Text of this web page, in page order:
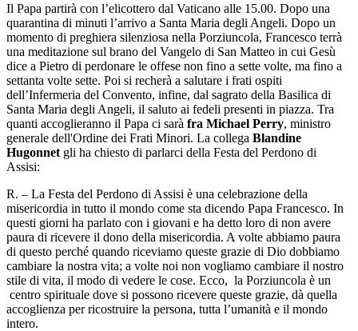
Il Papa partirà con l’elicottero dal Vaticano alle 15.00. Dopo una
quarantina di minuti l’arrivo a Santa Maria degli Angeli. Dopo un
momento di preghiera silenziosa nella Porziuncola, Francesco terrà
una meditazione sul brano del Vangelo di San Matteo in cui Gesù
dice a Pietro di perdonare le offese non fino a sette volte, ma fino a
settanta volte sette. Poi si recherà a salutare i frati ospiti
dell’Infermeria del Convento, infine, dal sagrato della Basilica di
Santa Maria degli Angeli, il saluto ai fedeli presenti in piazza. Tra
quanti accoglieranno il Papa ci sarà fra Michael Perry, ministro
generale dell'Ordine dei Frati Minori. La collega Blandine
Hugonnet gli ha chiesto di parlarci della Festa del Perdono di
Assisi:
R. – La Festa del Perdono di Assisi è una celebrazione della
misericordia in tutto il mondo come sta dicendo Papa Francesco. In
questi giorni ha parlato con i giovani e ha detto loro di non avere
paura di ricevere il dono della misericordia. A volte abbiamo paura
di questo perché quando riceviamo queste grazie di Dio dobbiamo
cambiare la nostra vita; a volte noi non vogliamo cambiare il nostro
stile di vita, il modo di vedere le cose. Ecco, la Porziuncola è un
centro spirituale dove si possono ricevere queste grazie, dà quella
accoglienza per ricostruire la persona, tutta l’umanità e il mondo
intero.